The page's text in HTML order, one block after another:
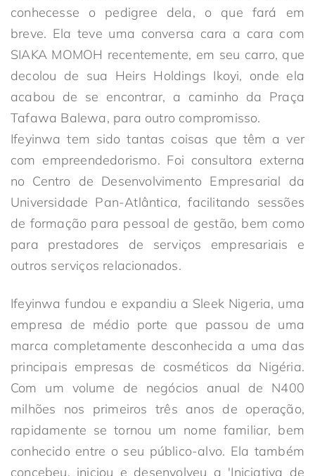
conhecesse o pedigree dela, o que fará em
breve. Ela teve uma conversa cara a cara com
SIAKA MOMOH recentemente, em seu carro, que
decolou de sua Heirs Holdings Ikoyi, onde ela
acabou de se encontrar, a caminho da Praça
Tafawa Balewa, para outro compromisso.
Ifeyinwa tem sido tantas coisas que têm a ver
com empreendedorismo. Foi consultora externa
no Centro de Desenvolvimento Empresarial da
Universidade Pan-Atlântica, facilitando sessões
de formação para pessoal de gestão, bem como
para prestadores de serviços empresariais e
outros serviços relacionados.
Ifeyinwa fundou e expandiu a Sleek Nigeria, uma
empresa de médio porte que passou de uma
marca completamente desconhecida a uma das
principais empresas de cosméticos da Nigéria.
Com um volume de negócios anual de N400
milhões nos primeiros três anos de operação,
rapidamente se tornou um nome familiar, bem
conhecido entre o seu público-alvo. Ela também
concebeu, iniciou e desenvolveu a 'Iniciativa de